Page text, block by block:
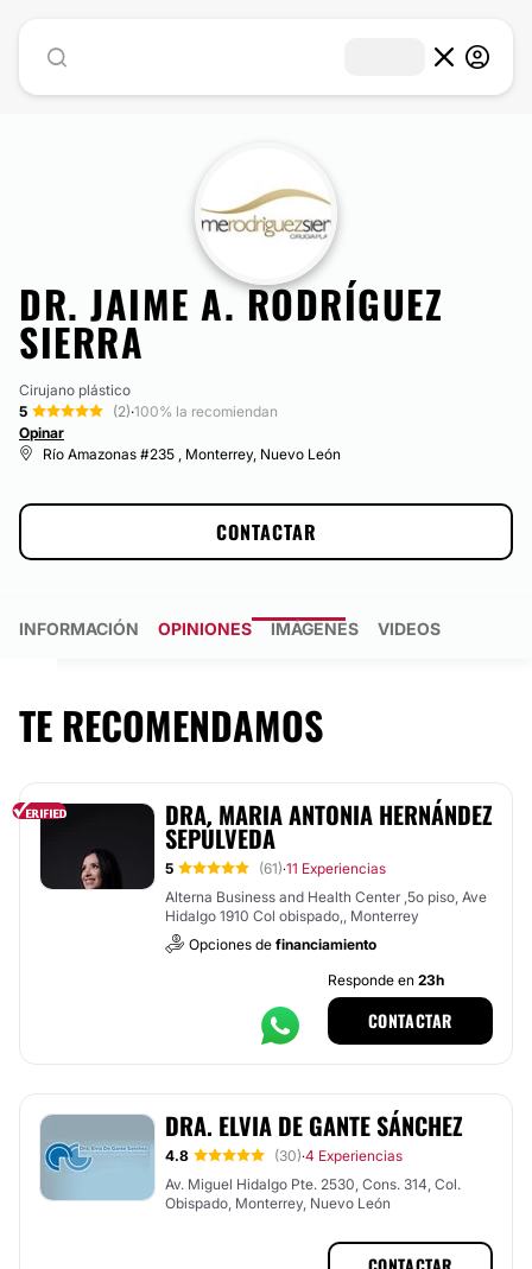
DR. JAIME A. RODRÍGUEZ
SIERRA
Cirujano plástico
5
(2)·100% la recomiendan
Opinar
Río Amazonas #235 , Monterrey, Nuevo León
CONTACTAR
INFORMACIÓN OPINIONES IMÁGENES VIDEOS
TE RECOMENDAMOS
DRA. MARIA ANTONIA HERNÁNDEZ
SEPÚLVEDA
5 (61)·11 Experiencias
Alterna Business and Health Center ,5o piso, Ave
Hidalgo 1910 Col obispado,, Monterrey
Opciones de financiamiento
Responde en 23h
CONTACTAR
DRA. ELVIA DE GANTE SÁNCHEZ
4.8 (30)·4 Experiencias
Av. Miguel Hidalgo Pte. 2530, Cons. 314, Col.
Obispado, Monterrey, Nuevo León